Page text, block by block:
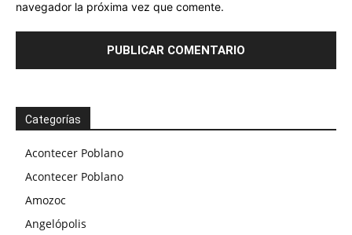
navegador la próxima vez que comente.
Categorías
Acontecer Poblano
Acontecer Poblano
Amozoc
Angelópolis